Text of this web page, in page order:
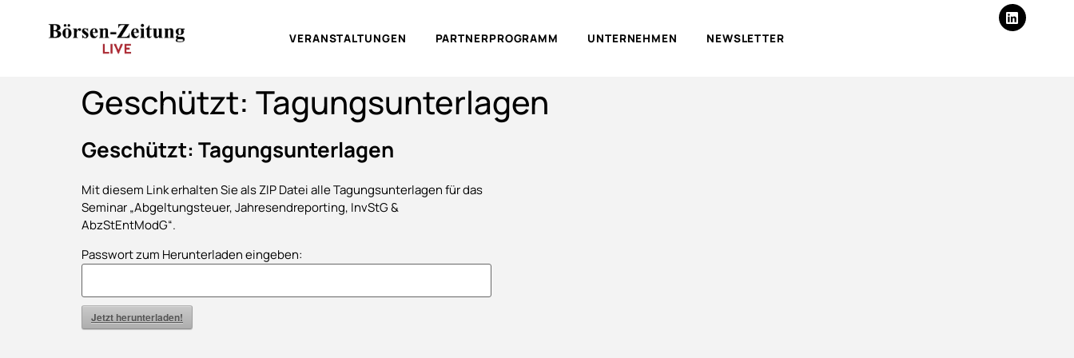
VERANSTALTUNGEN PARTNERPROGRAMM UNTERNEHMEN NEWSLETTER
Geschützt: Tagungsunterlagen
Geschützt: Tagungsunterlagen
Mit diesem Link erhalten Sie als ZIP Datei alle Tagungsunterlagen für das
Seminar „Abgeltungsteuer, Jahresendreporting, InvStG &
AbzStEntModG“.
Passwort zum Herunterladen eingeben:
Jetzt herunterladen!